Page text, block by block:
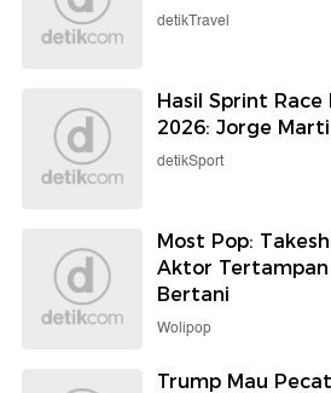
detikTravel
Hasil Sprint Race
2026: Jorge
detikSport
Most Pop:
Aktor Tertampan
Bertani
Wolipop
Trump Mau